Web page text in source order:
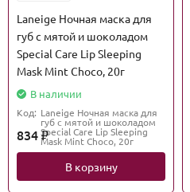
Laneige Ночная маска для
губ с мятой и шоколадом
Special Care Lip Sleeping
Mask Mint Choco, 20г
В наличии
Код: Laneige Ночная маска для
губ с мятой и шоколадом
Special Care Lip Sleeping
Mask Mint Choco, 20г
834₽
В корзину